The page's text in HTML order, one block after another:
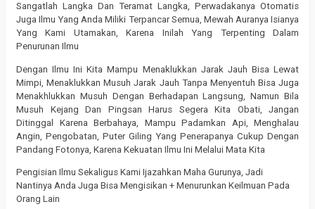
Sangatlah Langka Dan Teramat Langka, Perwadakanya Otomatis
Juga Ilmu Yang Anda Miliki Terpancar Semua, Mewah Auranya Isianya
Yang Kami Utamakan, Karena Inilah Yang Terpenting Dalam
Penurunan Ilmu
Dengan Ilmu Ini Kita Mampu Menaklukkan Jarak Jauh Bisa Lewat
Mimpi, Menaklukkan Musuh Jarak Jauh Tanpa Menyentuh Bisa Juga
Menakhlukkan Musuh Dengan Berhadapan Langsung, Namun Bila
Musuh Kejang Dan Pingsan Harus Segera Kita Obati, Jangan
Ditinggal Karena Berbahaya, Mampu Padamkan Api, Menghalau
Angin, Pengobatan, Puter Giling Yang Penerapanya Cukup Dengan
Pandang Fotonya, Karena Kekuatan Ilmu Ini Melalui Mata Kita
Pengisian Ilmu Sekaligus Kami Ijazahkan Maha Gurunya, Jadi
Nantinya Anda Juga Bisa Mengisikan + Menurunkan Keilmuan Pada
Orang Lain